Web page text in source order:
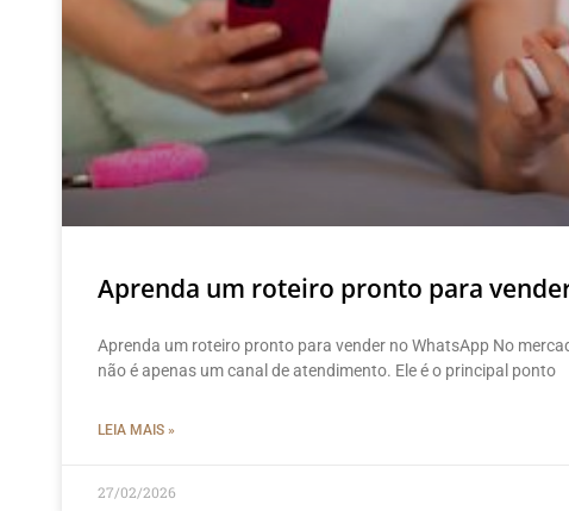
Aprenda um roteiro pronto para
Aprenda um roteiro pronto para vender no WhatsApp No
não é apenas um canal de atendimento. Ele é o principal ponto
LEIA MAIS »
27/02/2026